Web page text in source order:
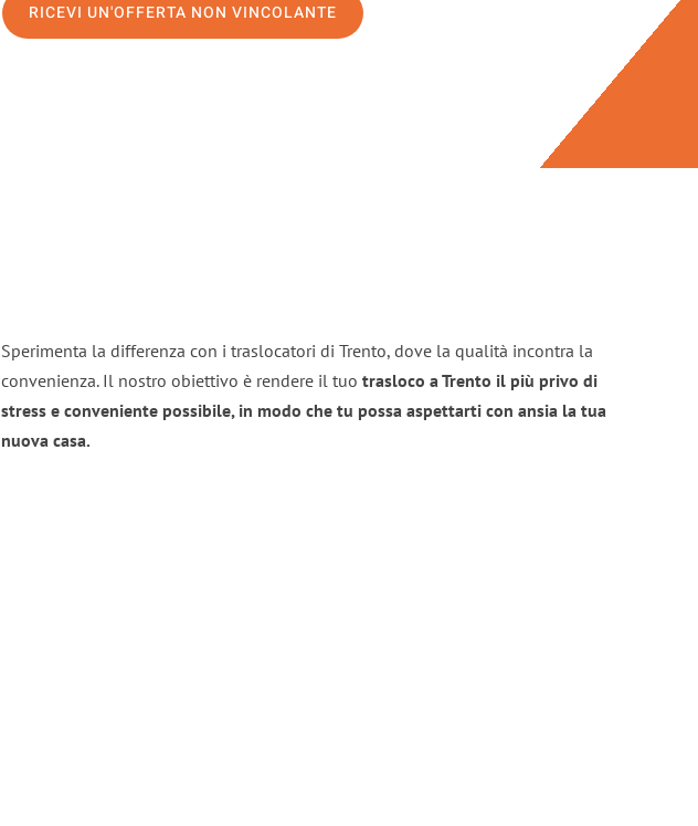
RICEVI UN'OFFERTA NON VINCOLANTE
Sperimenta la differenza con i traslocatori di Trento, dove la qualità incontra la
convenienza. Il nostro obiettivo è rendere il tuo trasloco a Trento il più privo di
stress e conveniente possibile, in modo che tu possa aspettarti con ansia la tua
nuova casa.